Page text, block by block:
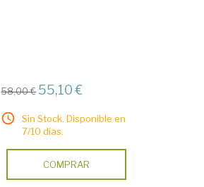
58,00 € 55,10 €
Sin Stock. Disponible en
7/10 días.
COMPRAR